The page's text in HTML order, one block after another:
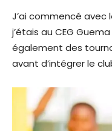
J’ai commencé
j’étais au CEG
également des
avant d’intégrer le